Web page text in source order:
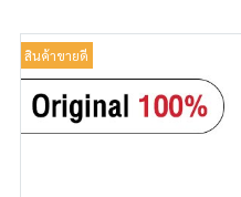
สินค้าขายดี